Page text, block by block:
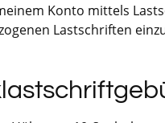
Konto mittels
Lastschriften